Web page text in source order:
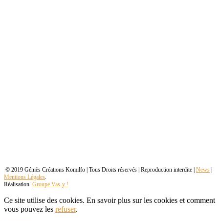
© 2019 Géniès Créations Komilfo | Tous Droits réservés | Reproduction interdite | News
Mentions Légales.
Réalisation Groupe Vas-y !
Ce site utilise des cookies. En savoir plus sur les cookies et comment
vous pouvez les refuser.